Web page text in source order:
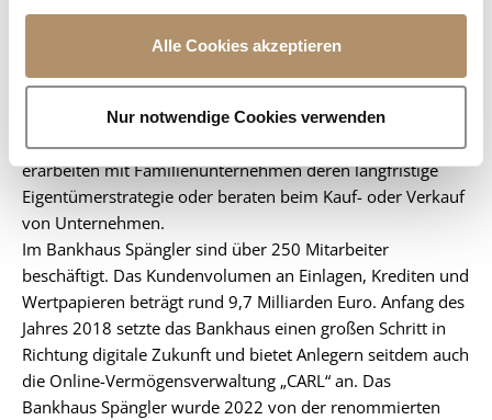
l
Alle Cookies akzeptieren
Nur notwendige Cookies verwenden
eine hohe Expertise in der Beratung gelegt.
Unter dem Dach des Family Management bietet das
maßgeschneiderten Beratungsleistungen. Die Experten
begleiten generationenübergreifende Nachfolgeprozesse,
unterstützen bei der Entwicklung eines Familienkodex,
erarbeiten mit Familienunternehmen deren langfristige
Eigentümerstrategie oder beraten beim Kauf- oder Verkauf
von Unternehmen.
Im Bankhaus Spängler sind über 250 Mitarbeiter
beschäftigt. Das Kundenvolumen an Einlagen, Krediten und
Wertpapieren beträgt rund 9,7 Milliarden Euro. Anfang des
Jahres 2018 setzte das Bankhaus einen großen Schritt in
Richtung digitale Zukunft und bietet Anlegern seitdem auch
die Online-Vermögensverwaltung „CARL“ an. Das
Bankhaus Spängler wurde 2022 von der renommierten